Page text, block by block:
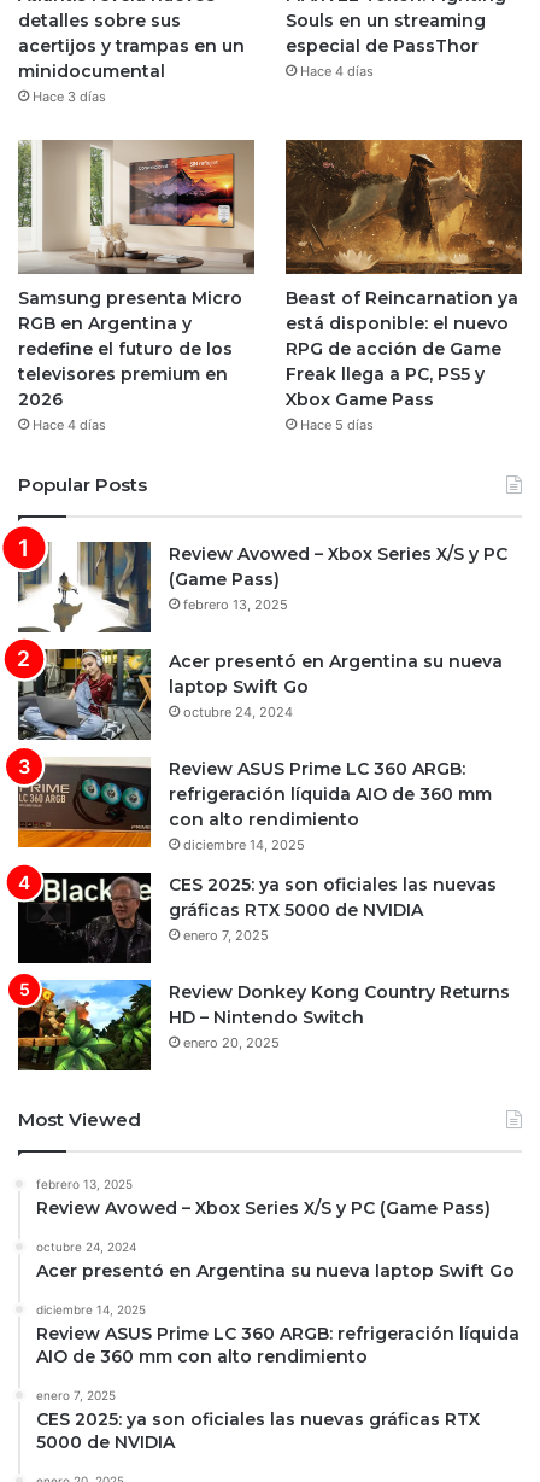
detalles sobre sus
acertijos y trampas en un
minidocumental
Hace 3 días
Souls en un streaming
especial de PassThor
Hace 4 días
Samsung presenta Micro
RGB en Argentina y
redefine el futuro de los
televisores premium en
2026
Hace 4 días
Beast of Reincarnation ya
está disponible: el nuevo
RPG de acción de Game
Freak llega a PC, PS5 y
Xbox Game Pass
Hace 5 días
Popular Posts
Review Avowed – Xbox Series X/S y PC
(Game Pass)
febrero 13, 2025
Acer presentó en Argentina su nueva
laptop Swift Go
octubre 24, 2024
Review ASUS Prime LC 360 ARGB:
refrigeración líquida AIO de 360 mm
con alto rendimiento
diciembre 14, 2025
CES 2025: ya son oficiales las nuevas
gráficas RTX 5000 de NVIDIA
enero 7, 2025
Review Donkey Kong Country Returns
HD – Nintendo Switch
enero 20, 2025
Most Viewed
febrero 13, 2025
Review Avowed – Xbox Series X/S y PC (Game Pass)
octubre 24, 2024
Acer presentó en Argentina su nueva laptop Swift Go
diciembre 14, 2025
Review ASUS Prime LC 360 ARGB: refrigeración líquida
AIO de 360 mm con alto rendimiento
enero 7, 2025
CES 2025: ya son oficiales las nuevas gráficas RTX
5000 de NVIDIA